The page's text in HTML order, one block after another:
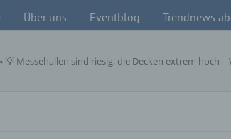
Über uns Eventblog Trendnews
»💡 Messehallen sind riesig, die Decken extrem hoch